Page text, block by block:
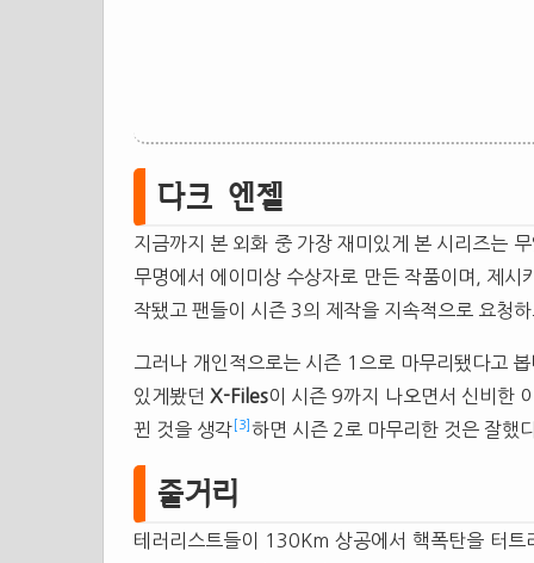
다크 엔젤
지금까지 본 외화 중 가장 재미있게 본 시리즈는
무명에서 에이미상 수상자로 만든 작품이며, 제
작됐고 팬들이 시즌 3의 제작을 지속적으로 요청
그러나 개인적으로는 시즌 1으로 마무리됐다고
있게봤던 X-Files이 시즌 9까지 나오면서 신비한
뀐 것을 생각 [3] 하면 시즌 2로 마무리한 것은 잘했
줄거리
테러리스트들이 130Km 상공에서 핵폭탄을 터